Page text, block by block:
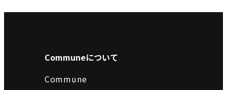
Communeについて
Commune